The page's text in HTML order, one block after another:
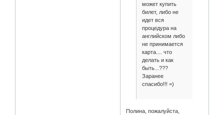
может купить
билет, либо не
идет вся
процедура на
английском либо
не принимается
карта.... что
делать и как
быть...???
Заранее
спасибо!!! =)
Полина, пожалуйста,